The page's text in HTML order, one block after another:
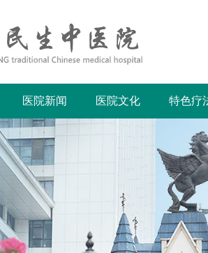
医院新闻 医院文化 特色疗